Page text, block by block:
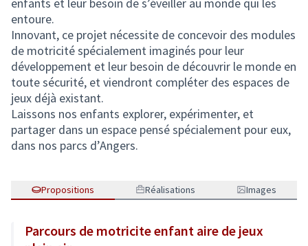
entoure.
Innovant, ce projet nécessite de concevoir des modules
de motricité spécialement imaginés pour leur
développement et leur besoin de découvrir le monde en
toute sécurité, et viendront compléter des espaces de
jeux déjà existant.
Laissons nos enfants explorer, expérimenter, et
partager dans un espace pensé spécialement pour eux,
dans nos parcs d’Angers.
Propositions Réalisations Images
Parcours de motricite enfant aire de jeux